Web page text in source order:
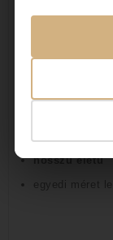
antiallergén
ortopédiai
A
hosszú életű
egyedi méret